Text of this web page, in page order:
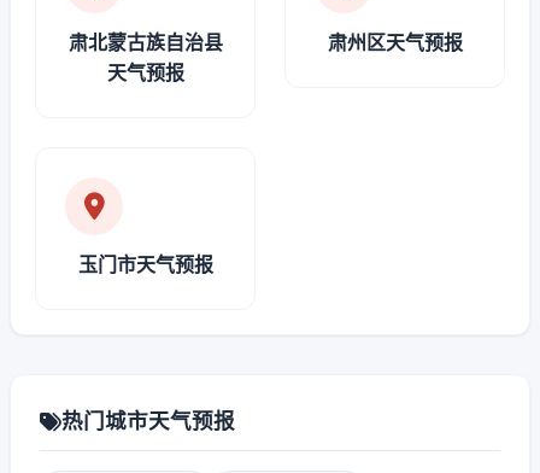
肃北蒙古族自治县
天气预报
肃州区天气预报
玉门市天气预报
热门城市天气预报